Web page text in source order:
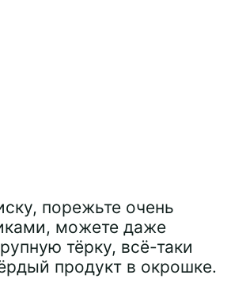
порежьте очень
можете даже
тёрку, всё-таки
продукт в окрошке.